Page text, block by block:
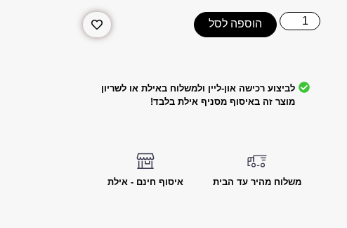
הוספה לסל
לביצוע רכישה און-ליין ולמשלוח באילת או לשריון
מוצר זה באיסוף מסניף אילת בלבד!
משלוח מהיר עד הבית איסוף חינם - אילת